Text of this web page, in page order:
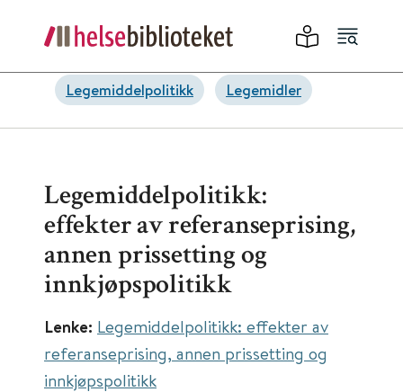
Legemiddelpolitikk Legemidler
Legemiddelpolitikk:
effekter av referanseprising,
annen prissetting og
innkjøpspolitikk
Lenke: Legemiddelpolitikk: effekter av
referanseprising, annen prissetting og
innkjøpspolitikk